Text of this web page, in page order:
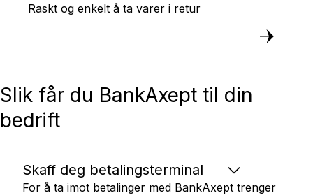
Raskt og enkelt å ta varer i retur
Slik får du BankAxept til din
bedrift
Skaff deg betalingsterminal
For å ta imot betalinger med BankAxept trenger